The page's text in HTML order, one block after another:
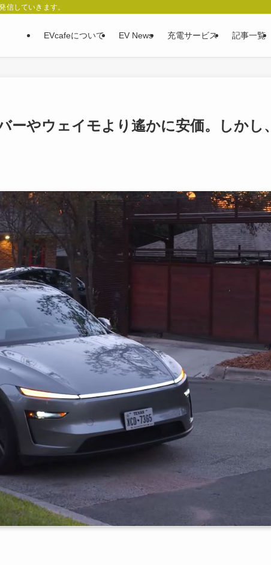
信していきます。
EVcafeについて EV News 充電サービス 記事一覧
やウェイモより遙かに安価。しかし、